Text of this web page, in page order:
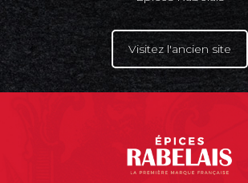
Visitez l'ancien site